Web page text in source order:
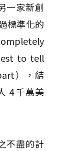
一家新創
標準化的
to tell
），結
4 千萬美
不盡的計